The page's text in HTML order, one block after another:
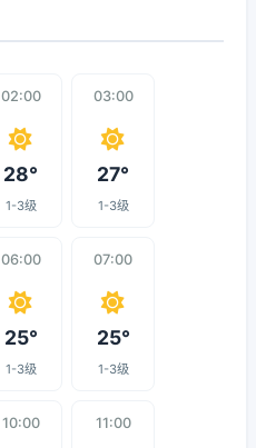
02:00
28°
1-3级
03:00
27°
1-3级
06:00
25°
1-3级
07:00
25°
1-3级
10:00 11:00